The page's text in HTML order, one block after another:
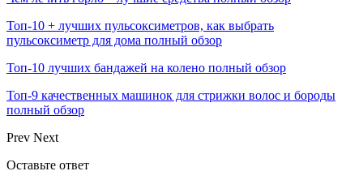
Топ-10 + лучших пульсоксиметров, как выбрать
пульсоксиметр для дома полный обзор
Топ-10 лучших бандажей на колено полный обзор
Топ-9 качественных машинок для стрижки волос и бороды
полный обзор
Prev Next
Оставьте ответ